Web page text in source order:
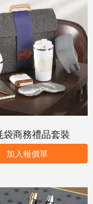
袋商務禮品套裝
加入報價單